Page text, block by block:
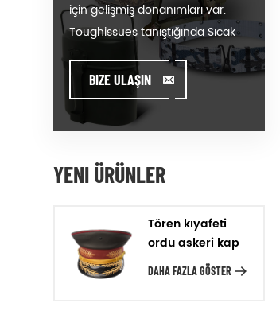
için gelişmiş donanımları var.
Toughissues tanıştığında Sıcak
Satış modeli üzerinde logo
koymak veya siparişler üreten
size yardımcı olabiliriz. Tasarım
ve Yaratıcılık & Yenilikçi ayak
değer müşterilerimize yardımcı
oluyoruz. Kalite Güvencesi,
Etkinliği ile müşterilerimizin
ürünleri imalatı. Tasarım
Müşterilerimizden makine
BIZE ULAŞIN
YENI ÜRÜNLER
Tören kıyafeti
ordu askeri kap
DAHA FAZLA GÖSTER